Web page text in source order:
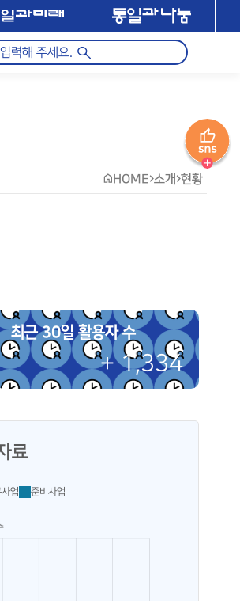
HOME 소개 현황
최근 30일 활용자 수
+ 1,334
료
업 준비사업